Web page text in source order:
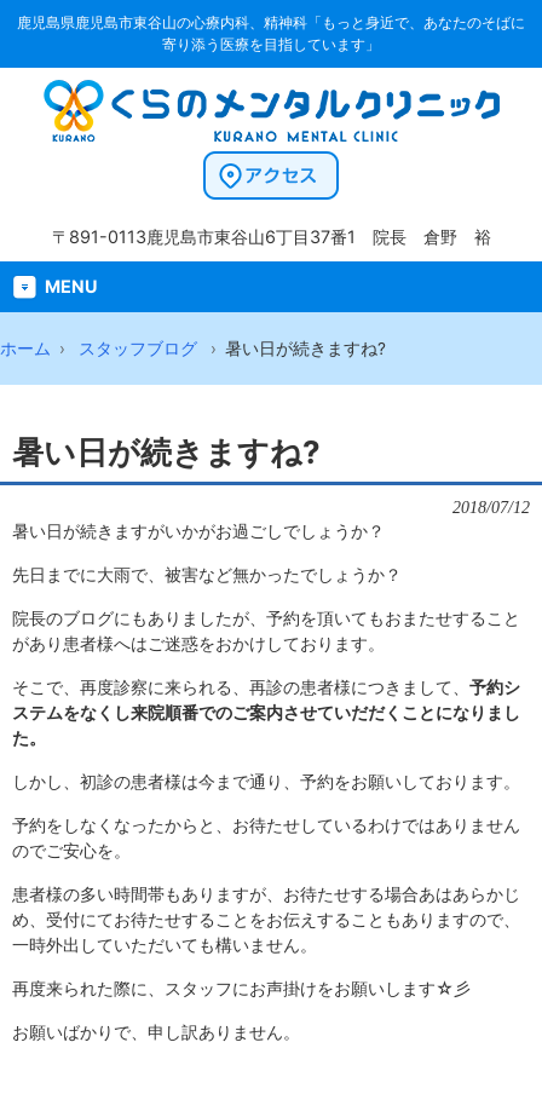
鹿児島県鹿児島市東谷山の心療内科、精神科「もっと身近で、あなたのそばに
寄り添う医療を目指しています」
〒891-0113鹿児島市東谷山6丁目37番1 院長 倉野 裕
MENU
ホーム スタッフブログ 暑い日が続きますね?
暑い日が続きますね?
2018/07/12
暑い日が続きますがいかがお過ごしでしょうか？
先日までに大雨で、被害など無かったでしょうか？
院長のブログにもありましたが、予約を頂いてもおまたせすること
があり患者様へはご迷惑をおかけしております。
そこで、再度診察に来られる、再診の患者様につきまして、 予約シ
ステムをなくし来院順番でのご案内させていだだくことになりまし
た。
しかし、初診の患者様は今まで通り、予約をお願いしております。
予約をしなくなったからと、お待たせしているわけではありません
のでご安心を。
患者様の多い時間帯もありますが、お待たせする場合あはあらかじ
め、受付にてお待たせすることをお伝えすることもありますので、
一時外出していただいても構いません。
再度来られた際に、スタッフにお声掛けをお願いします☆彡
お願いばかりで、申し訳ありません。